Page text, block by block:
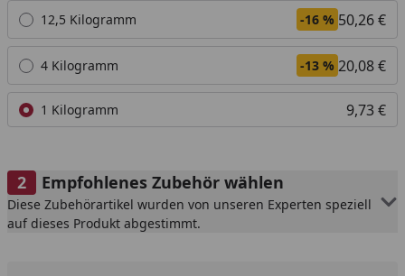
12,5 Kilogramm -16 % 50,26 €
4 Kilogramm -13 % 20,08 €
1 Kilogramm 9,73 €
Empfohlenes Zubehör wählen
Diese Zubehörartikel wurden von unseren Experten speziell
auf dieses Produkt abgestimmt.